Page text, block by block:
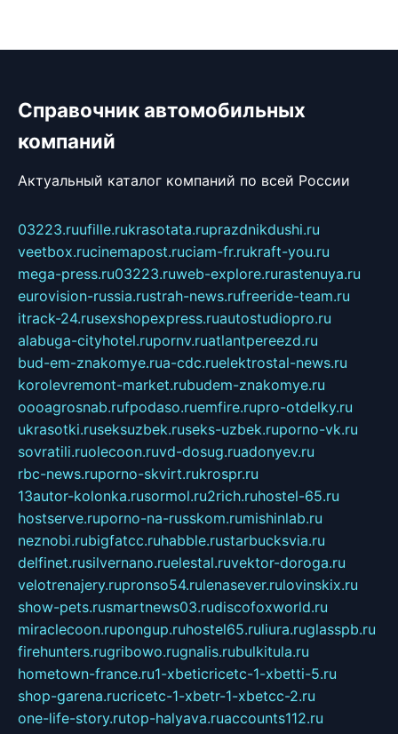
Справочник автомобильных
компаний
Актуальный каталог компаний по всей России
03223.ruufille.rukrasotata.ruprazdnikdushi.ru
veetbox.rucinemapost.ruciam-fr.rukraft-you.ru
mega-press.ru03223.ruweb-explore.rurastenuya.ru
eurovision-russia.rustrah-news.rufreeride-team.ru
itrack-24.rusexshopexpress.ruautostudiopro.ru
alabuga-cityhotel.rupornv.ruatlantpereezd.ru
bud-em-znakomye.rua-cdc.ruelektrostal-news.ru
korolevremont-market.rubudem-znakomye.ru
oooagrosnab.rufpodaso.ruemfire.rupro-otdelky.ru
ukrasotki.ruseksuzbek.ruseks-uzbek.ruporno-vk.ru
sovratili.ruolecoon.ruvd-dosug.ruadonyev.ru
rbc-news.ruporno-skvirt.rukrospr.ru
13autor-kolonka.rusormol.ru2rich.ruhostel-65.ru
hostserve.ruporno-na-russkom.rumishinlab.ru
neznobi.rubigfatcc.ruhabble.rustarbucksvia.ru
delfinet.rusilvernano.ruelestal.ruvektor-doroga.ru
velotrenajery.rupronso54.rulenasever.rulovinskix.ru
show-pets.rusmartnews03.rudiscofoxworld.ru
miraclecoon.rupongup.ruhostel65.ruliura.ruglasspb.ru
firehunters.rugribowo.rugnalis.rubulkitula.ru
hometown-france.ru1-xbeticricetc-1-xbetti-5.ru
shop-garena.rucricetc-1-xbetr-1-xbetcc-2.ru
one-life-story.rutop-halyava.ruaccounts112.ru